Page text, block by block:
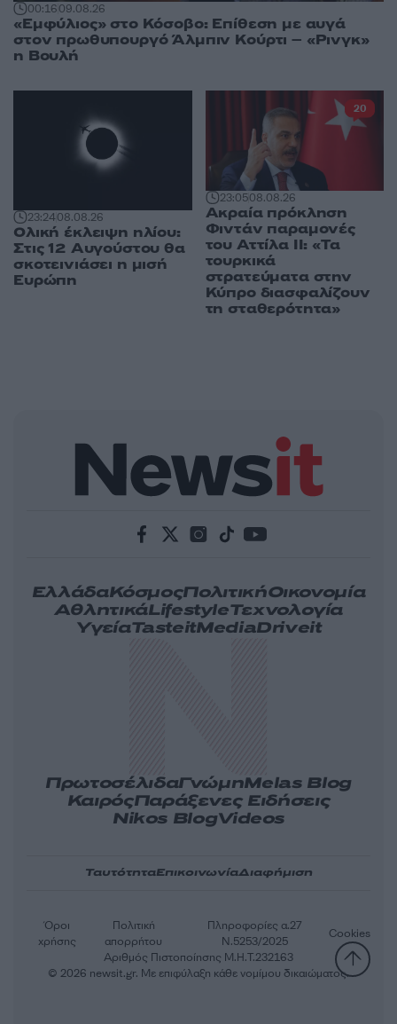
00:1609.08.26
«Εμφύλιος» στο Κόσοβο: Επίθεση με αυγά
στον πρωθυπουργό Άλμπιν Κούρτι – «Ρινγκ»
η Βουλή
23:2408.08.26
Ολική έκλειψη ηλίου:
Στις 12 Αυγούστου θα
σκοτεινιάσει η μισή
Ευρώπη
23:0508.08.26
Ακραία πρόκληση
Φιντάν παραμονές
του Αττίλα ΙΙ: «Τα
τουρκικά
στρατεύματα στην
Κύπρο διασφαλίζουν
τη σταθερότητα»
20
ΕλλάδαΚόσμοςΠολιτικήΟικονομία
ΑθλητικάLifestyleΤεχνολογία
ΥγείαTasteitMediaDriveit
ΠρωτοσέλιδαΓνώμηMelas Blog
ΚαιρόςΠαράξενες Ειδήσεις
Nikos BlogVideos
ΤαυτότηταΕπικοινωνίαΔιαφήμιση
Αριθμός Πιστοποίησης Μ.Η.Τ.232163
Όροι
χρήσης
Πολιτική
απορρήτου
Πληροφορίες α.27
Ν.5253/2025
Cookies
© 2026 newsit.gr. Με επιφύλαξη κάθε νομίμου δικαιώματος.